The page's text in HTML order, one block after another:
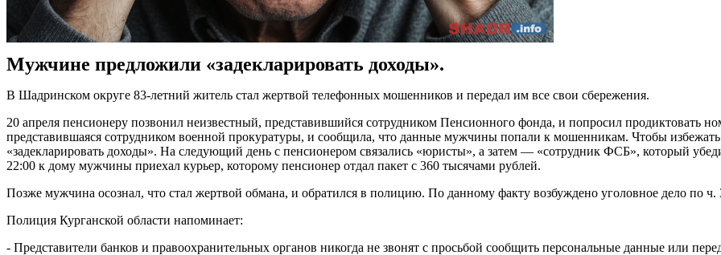
Мужчине предложили «задекларировать доходы».
В Шадринском округе 83-летний житель стал жертвой телефонных мошенников и передал им все свои сбережения.
20 апреля пенсионеру позвонил неизвестный, представившийся сотрудником Пенсионного фонда, и попросил
представившаяся сотрудником военной прокуратуры, и сообщила, что данные мужчины попали к мошенникам. Чтобы
«задекларировать доходы». На следующий день с пенсионером связались «юристы», а затем — «сотрудник ФСБ», который
22:00 к дому мужчины приехал курьер, которому пенсионер отдал пакет с 360 тысячами рублей.
Позже мужчина осознал, что стал жертвой обмана, и обратился в полицию. По данному факту возбуждено уголовное дело по
Полиция Курганской области напоминает:
- Представители банков и правоохранительных органов никогда не звонят с просьбой сообщить персональные данные или